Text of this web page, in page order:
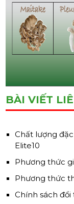
BÀI VIẾT
Chất lượng
Elite10
Phương thức
Phương thức
Chính sách đổi